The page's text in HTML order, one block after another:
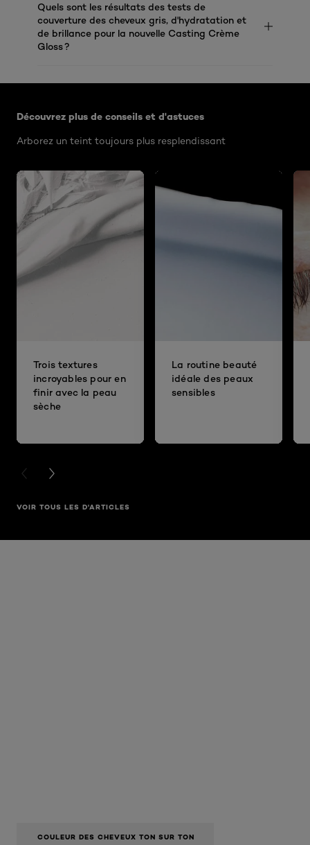
Quels sont les résultats des tests de
couverture des cheveux gris, d'hydratation et
de brillance pour la nouvelle Casting Crème
Gloss ?
Découvrez plus de conseils et d'astuces
Arborez un teint toujours plus resplendissant
Trois textures
incroyables pour en
finir avec la peau
sèche
La routine beauté
idéale des peaux
sensibles
PREVIOUS CARD
NEXT CARD
VOIR TOUS LES D'ARTICLES
COULEUR DES CHEVEUX TON SUR TON